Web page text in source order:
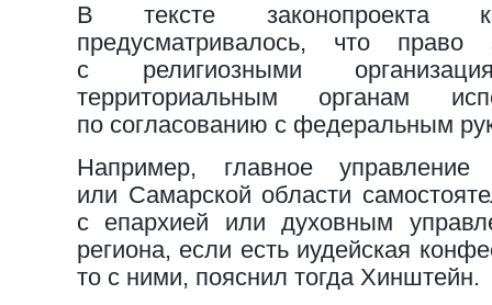
В тексте законопроекта
предусматривалось, что право
с религиозными
территориальным органам
по согласованию с федеральным
Например, главное
или Самарской области
с епархией или духовным
региона, если есть иудейская
то с ними, пояснил тогда Хинштейн.